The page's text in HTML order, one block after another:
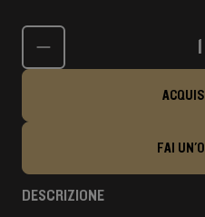
Quantità
FAI
DESCRIZIONE